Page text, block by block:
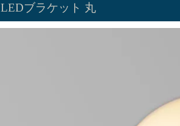
LEDブラケット 丸